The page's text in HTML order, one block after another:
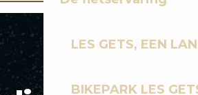
LES GETS, EEN
BIKEPARK LES